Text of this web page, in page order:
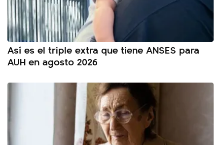
Así es el triple extra que tiene ANSES para
AUH en agosto 2026